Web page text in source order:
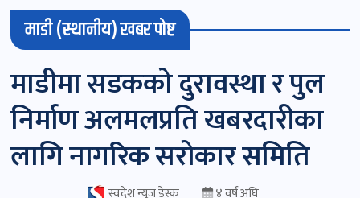
माडी
(स्थानीय)
खबर
पोष्ट
चितवन
खबर
माडी (स्थानीय) खबर पोष्ट
माडीमा सडकको दुरावस्था र पुल
निर्माण अलमलप्रति खबरदारीका
लागि नागरिक सरोकार समिति
स्वदेश न्यूज डेस्क ४ वर्ष अघि